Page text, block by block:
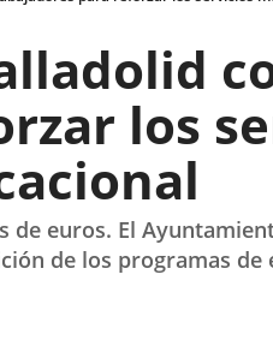
a
pop-
window.
los
de euros. El
de los programas